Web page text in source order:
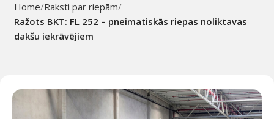
Home Raksti par riepām
Ražots BKT: FL 252 – pneimatiskās riepas noliktavas
dakšu iekrāvējiem